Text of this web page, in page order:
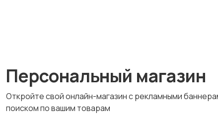
Персональный магазин
Откройте свой онлайн-магазин с рекламными
поиском по вашим товарам